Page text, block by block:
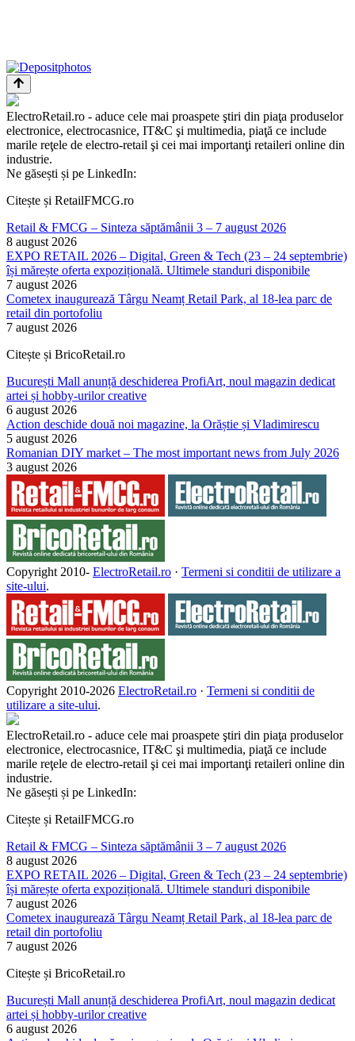
ElectroRetail.ro - aduce cele mai proaspete ştiri din piaţa produselor
electronice, electrocasnice, IT&C şi multimedia, piaţă ce include
marile reţele de electro-retail şi cei mai importanţi retaileri online din
industrie.
Ne găsești și pe LinkedIn:
Citește și RetailFMCG.ro
Retail & FMCG – Sinteza săptămânii 3 – 7 august 2026
8 august 2026
EXPO RETAIL 2026 – Digital, Green & Tech (23 – 24 septembrie)
își mărește oferta expozițională. Ultimele standuri disponibile
7 august 2026
Cometex inaugurează Târgu Neamț Retail Park, al 18-lea parc de
retail din portofoliu
7 august 2026
Citește și BricoRetail.ro
București Mall anunță deschiderea ProfiArt, noul magazin dedicat
artei și hobby-urilor creative
6 august 2026
Action deschide două noi magazine, la Orăștie și Vladimirescu
5 august 2026
Romanian DIY market – The most important news from July 2026
3 august 2026
Copyright 2010- ElectroRetail.ro · Termeni si conditii de utilizare a
site-ului.
Copyright 2010-2026 ElectroRetail.ro · Termeni si conditii de
utilizare a site-ului.
ElectroRetail.ro - aduce cele mai proaspete ştiri din piaţa produselor
electronice, electrocasnice, IT&C şi multimedia, piaţă ce include
marile reţele de electro-retail şi cei mai importanţi retaileri online din
industrie.
Ne găsești și pe LinkedIn:
Citește și RetailFMCG.ro
Retail & FMCG – Sinteza săptămânii 3 – 7 august 2026
8 august 2026
EXPO RETAIL 2026 – Digital, Green & Tech (23 – 24 septembrie)
își mărește oferta expozițională. Ultimele standuri disponibile
7 august 2026
Cometex inaugurează Târgu Neamț Retail Park, al 18-lea parc de
retail din portofoliu
7 august 2026
Citește și BricoRetail.ro
București Mall anunță deschiderea ProfiArt, noul magazin dedicat
artei și hobby-urilor creative
6 august 2026